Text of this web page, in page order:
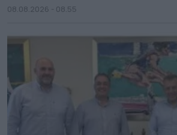
08.08.2026 - 08.55